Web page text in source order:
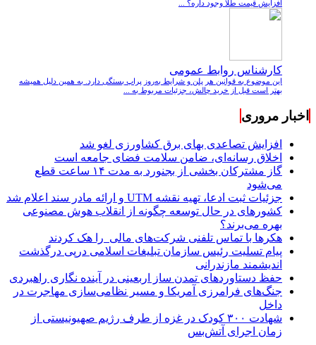
افزایش قیمت طلا وجود داره؟ ...
کارشناس روابط عمومی
این موضوع به قوانین هر پلن و شرایط به‌روز پراپ بستگی دارد. به همین دلیل همیشه
بهتر است قبل از خرید چالش، جزئیات مربوط به ...
اخبار مروری
افزایش تصاعدی بهای برق کشاورزی لغو شد
اخلاق رسانه‌ای، ضامن سلامت فضای جامعه است
گاز مشترکان بخشی از بجنورد به مدت ۱۴ ساعت قطع
می‌شود
جزئیات ثبت ادعا، تهیه نقشه UTM و ارائه مادر سند اعلام شد
کشورهای در حال توسعه چگونه از انقلاب هوش مصنوعی
بهره می‌برند؟
هکرها با تماس تلفنی شرکت‌های مالی را هک کردند
پیام تسلیت رئیس سازمان تبلیغات اسلامی درپی درگذشت
اندیشمند مازندرانی
حفظ دستاوردهای تمدن ساز اربعینی در آینده نگاری راهبردی
جنگ‌های فرامرزی آمریکا و مسیر نظامی‌سازی مهاجرت در
داخل
شهادت ۳۰۰ کودک در غزه از طرف رژیم صهیونیستی از
زمان اجرای آتش‌بس